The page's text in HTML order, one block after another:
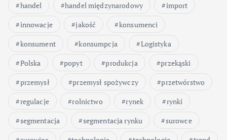
handel
handel międzynarodowy
import
innowacje
jakość
konsumenci
konsument
konsumpcja
Logistyka
Polska
popyt produkcja
przekąski
przemysł
przemysł spożywczy
przetwórstwo
regulacje
rolnictwo rynek
rynki
segmentacja
segmentacja rynku
surowce